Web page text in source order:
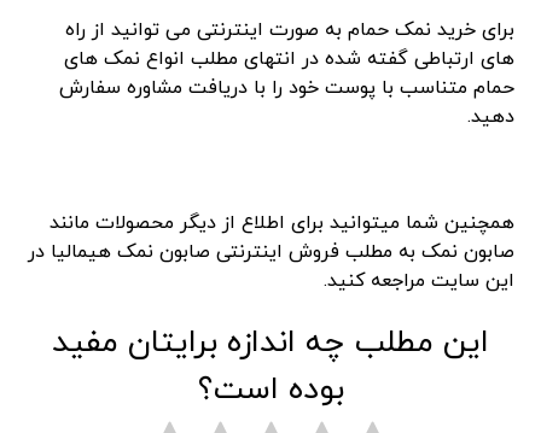
برای خرید نمک حمام به صورت اینترنتی می توانید از راه
های ارتباطی گفته شده در انتهای مطلب انواع نمک های
حمام متناسب با پوست خود را با دریافت مشاوره سفارش
دهید.
همچنین شما میتوانید برای اطلاع از دیگر محصولات مانند
صابون نمک به مطلب فروش اینترنتی صابون نمک هیمالیا در
این سایت مراجعه کنید.
این مطلب چه اندازه برایتان مفید
بوده است؟